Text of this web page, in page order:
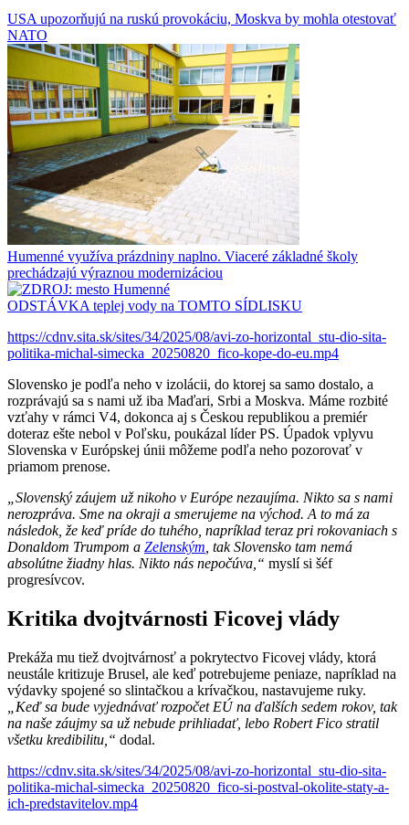
USA upozorňujú na ruskú provokáciu, Moskva by mohla otestovať
NATO
Humenné využíva prázdniny naplno. Viaceré základné školy
prechádzajú výraznou modernizáciou
ODSTÁVKA teplej vody na TOMTO SÍDLISKU
https://cdnv.sita.sk/sites/34/2025/08/avi-zo-horizontal_stu-dio-sita-
politika-michal-simecka_20250820_fico-kope-do-eu.mp4
Slovensko je podľa neho v izolácii, do ktorej sa samo dostalo, a
rozprávajú sa s nami už iba Maďari, Srbi a Moskva. Máme rozbité
vzťahy v rámci V4, dokonca aj s Českou republikou a premiér
doteraz ešte nebol v Poľsku, poukázal líder PS. Úpadok vplyvu
Slovenska v Európskej únii môžeme podľa neho pozorovať v
priamom prenose.
„Slovenský záujem už nikoho v Európe nezaujíma. Nikto sa s nami
nerozpráva. Sme na okraji a smerujeme na východ. A to má za
následok, že keď príde do tuhého, napríklad teraz pri rokovaniach s
Donaldom Trumpom a Zelenským , tak Slovensko tam nemá
absolútne žiadny hlas. Nikto nás nepočúva,“ myslí si šéf
progresívcov.
Kritika dvojtvárnosti Ficovej vlády
Prekáža mu tiež dvojtvárnosť a pokrytectvo Ficovej vlády, ktorá
neustále kritizuje Brusel, ale keď potrebujeme peniaze, napríklad na
výdavky spojené so slintačkou a krívačkou, nastavujeme ruky.
„Keď sa bude vyjednávať rozpočet EÚ na ďalších sedem rokov, tak
na naše záujmy sa už nebude prihliadať, lebo Robert Fico stratil
všetku kredibilitu,“ dodal.
https://cdnv.sita.sk/sites/34/2025/08/avi-zo-horizontal_stu-dio-sita-
politika-michal-simecka_20250820_fico-si-postval-okolite-staty-a-
ich-predstavitelov.mp4